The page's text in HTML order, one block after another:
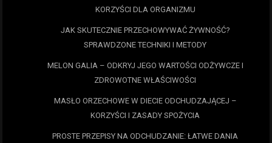
KORZYŚCI DLA ORGANIZMU
JAK SKUTECZNIE PRZECHOWYWAĆ ŻYWNOŚĆ?
SPRAWDZONE TECHNIKI I METODY
MELON GALIA – ODKRYJ JEGO WARTOŚCI ODŻYWCZE I
ZDROWOTNE WŁAŚCIWOŚCI
MASŁO ORZECHOWE W DIECIE ODCHUDZAJĄCEJ –
KORZYŚCI I ZASADY SPOŻYCIA
PROSTE PRZEPISY NA ODCHUDZANIE: ŁATWE DANIA